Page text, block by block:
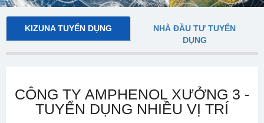
KIZUNA TUYỂN DỤNG
NHÀ ĐẦU TƯ TUYỂN
DỤNG
CÔNG TY AMPHENOL XƯỞNG 3 -
TUYỂN DỤNG NHIỀU VỊ TRÍ